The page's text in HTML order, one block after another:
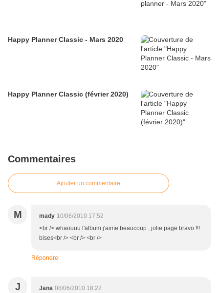
Happy Planner Classic - Mars 2020
Happy Planner Classic (février 2020)
Commentaires
Ajouter un commentaire
M mady 10/06/2010 17:52
<br /> whaouuu l'album j'aime beaucoup , jolie page bravo !!!
bises<br /> <br /> <br />
Répondre
J Jana 08/06/2010 18:22